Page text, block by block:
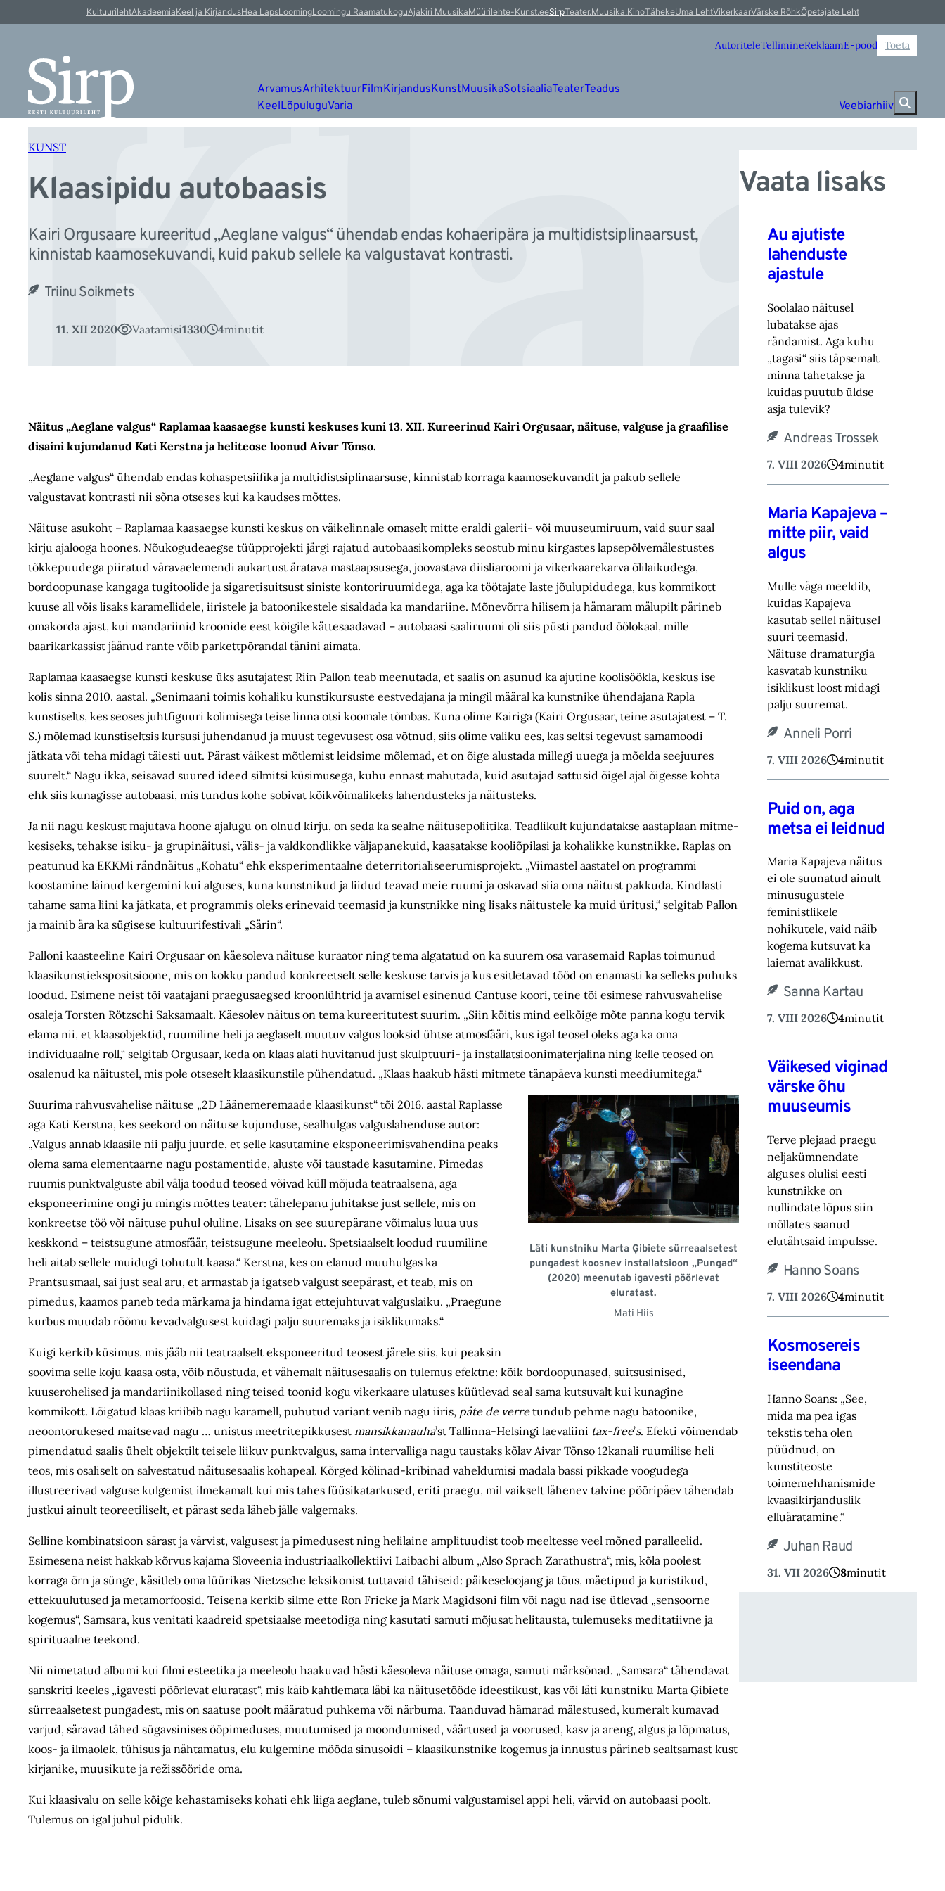
sisu
KultuurilehtAkadeemiaKeel ja KirjandusHea LapsLoomingLoomingu RaamatukoguAjakiri MuusikaMüürilehte-Kunst.eeSirpTeater.Muusika.KinoTähekeUma LehtVikerkaarVärske RõhkÕpetajate Leht
AutoriteleTellimineReklaamE-pood Toeta
ArvamusArhitektuurFilmKirjandusKunstMuusikaSotsiaaliaTeaterTeadus
KeelLõpuluguVaria Veebiarhiiv
KUNST
Klaasipidu autobaasis
Kairi Orgusaare kureeritud „Aeglane valgus“ ühendab endas kohaeripära ja multidistsiplinaarsust,
kinnistab kaamosekuvandi, kuid pakub sellele ka valgustavat kontrasti.
Triinu Soikmets
11. XII 2020 Vaatamisi1330 4minutit
Näitus „Aeglane valgus“ Raplamaa kaasaegse kunsti keskuses kuni 13. XII. Kureerinud Kairi Orgusaar, näituse, valguse ja graafilise
disaini kujundanud Kati Kerstna ja heliteose loonud Aivar Tõnso.
„Aeglane valgus“ ühendab endas kohaspetsiifika ja multidistsiplinaarsuse, kinnistab korraga kaamosekuvandit ja pakub sellele
valgustavat kontrasti nii sõna otseses kui ka kaudses mõttes.
Näituse asukoht – Raplamaa kaasaegse kunsti keskus on väikelinnale omaselt mitte eraldi galerii- või muuseumiruum, vaid suur saal
kirju ajalooga hoones. Nõukogudeaegse tüüpprojekti järgi rajatud autobaasikompleks seostub minu kirgastes lapsepõlvemälestustes
tõkkepuudega piiratud väravaelemendi aukartust äratava mastaapsusega, joovastava diisliaroomi ja vikerkaarekarva õlilaikudega,
bordoopunase kangaga tugitoolide ja sigaretisuitsust siniste kontoriruumidega, aga ka töötajate laste jõulupidudega, kus kommikott
kuuse all võis lisaks karamellidele, iiristele ja batoonikestele sisaldada ka mandariine. Mõnevõrra hilisem ja hämaram mälupilt pärineb
omakorda ajast, kui mandariinid kroonide eest kõigile kättesaadavad – autobaasi saaliruumi oli siis püsti pandud öölokaal, mille
baarikarkassist jäänud rante võib parkettpõrandal tänini aimata.
Raplamaa kaasaegse kunsti keskuse üks asutajatest Riin Pallon teab meenutada, et saalis on asunud ka ajutine koolisöökla, keskus ise
kolis sinna 2010. aastal. „Senimaani toimis kohaliku kunstikursuste eestvedajana ja mingil määral ka kunstnike ühendajana Rapla
kunstiselts, kes seoses juhtfiguuri kolimisega teise linna otsi koomale tõmbas. Kuna olime Kairiga (Kairi Orgusaar, teine asutajatest – T.
S.) mõlemad kunstiseltsis kursusi juhendanud ja muust tegevusest osa võtnud, siis olime valiku ees, kas seltsi tegevust samamoodi
jätkata või teha midagi täiesti uut. Pärast väikest mõtlemist leidsime mõlemad, et on õige alustada millegi uuega ja mõelda seejuures
suurelt.“ Nagu ikka, seisavad suured ideed silmitsi küsimusega, kuhu ennast mahutada, kuid asutajad sattusid õigel ajal õigesse kohta
ehk siis kunagisse autobaasi, mis tundus kohe sobivat kõikvõimalikeks lahendusteks ja näitusteks.
Ja nii nagu keskust majutava hoone ajalugu on olnud kirju, on seda ka sealne näitusepoliitika. Teadlikult kujundatakse aastaplaan mitme­
kesiseks, tehakse isiku- ja grupinäitusi, välis- ja valdkondlikke väljapanekuid, kaasatakse kooliõpilasi ja kohalikke kunstnikke. Raplas on
peatunud ka EKKMi rändnäitus „Kohatu“ ehk eksperimentaalne deterritorialiseerumisprojekt. „Viimastel aastatel on programmi
koostamine läinud kergemini kui alguses, kuna kunstnikud ja liidud teavad meie ruumi ja oskavad siia oma näitust pakkuda. Kindlasti
tahame sama liini ka jätkata, et programmis oleks erinevaid teemasid ja kunstnikke ning lisaks näitustele ka muid üritusi,“ selgitab Pallon
ja mainib ära ka sügisese kultuurifestivali „Särin“.
Palloni kaasteeline Kairi Orgusaar on käesoleva näituse kuraator ning tema algatatud on ka suurem osa varasemaid Raplas toimunud
klaasikunstiekspositsioone, mis on kokku pandud konkreetselt selle keskuse tarvis ja kus esitletavad tööd on enamasti ka selleks puhuks
loodud. Esimene neist tõi vaatajani praegusaegsed kroonlühtrid ja avamisel esinenud Cantuse koori, teine tõi esimese rahvusvahelise
osaleja Torsten Rötzschi Saksamaalt. Käesolev näitus on tema kureeritutest suurim. „Siin köitis mind eelkõige mõte panna kogu tervik
elama nii, et klaasobjektid, ruumiline heli ja aeglaselt muutuv valgus looksid ühtse atmosfääri, kus igal teosel oleks aga ka oma
individuaalne roll,“ selgitab Orgusaar, keda on klaas alati huvitanud just skulptuuri- ja installatsioonimaterjalina ning kelle teosed on
osalenud ka näitustel, mis pole otseselt klaasikunstile pühendatud. „Klaas haakub hästi mitmete tänapäeva kunsti meediumitega.“
Läti kunstniku Marta Ģibiete sürreaalsetest
pungadest koosnev installatsioon „Pungad“
(2020) meenutab igavesti pöörlevat
eluratast.
Mati Hiis
Suurima rahvusvahelise näituse „2D Läänemeremaade klaasikunst“ tõi 2016. aastal Raplasse
aga Kati Kerstna, kes seekord on näituse kujunduse, sealhulgas valguslahenduse autor:
„Valgus annab klaasile nii palju juurde, et selle kasutamine eksponeerimisvahendina peaks
olema sama elementaarne nagu postamentide, aluste või taustade kasutamine. Pimedas
ruumis punktvalguste abil välja toodud teosed võivad küll mõjuda teatraalsena, aga
eksponeerimine ongi ju mingis mõttes teater: tähelepanu juhitakse just sellele, mis on
konkreetse töö või näituse puhul oluline. Lisaks on see suurepärane võimalus luua uus
keskkond – teistsugune atmosfäär, teistsugune meeleolu. Spetsiaalselt loodud ruumiline
heli aitab sellele muidugi tohutult kaasa.“ Kerstna, kes on elanud muuhulgas ka
Prantsusmaal, sai just seal aru, et armastab ja igatseb valgust seepärast, et teab, mis on
pimedus, kaamos paneb teda märkama ja hindama igat ettejuhtuvat valguslaiku. „Praegune
kurbus muudab rõõmu kevadvalgusest kuidagi palju suuremaks ja isiklikumaks.“
Kuigi kerkib küsimus, mis jääb nii teatraalselt eksponeeritud teosest järele siis, kui peaksin
soovima selle koju kaasa osta, võib nõustuda, et vähemalt näitusesaalis on tulemus efektne: kõik bordoopunased, suitsusinised,
kuuserohelised ja mandariinikollased ning teised toonid kogu vikerkaare ulatuses küütlevad seal sama kutsuvalt kui kunagine
kommikott. Lõigatud klaas kriibib nagu karamell, puhutud variant venib nagu iiris, pâte de verretundub pehme nagu batoonike,
neoontorukesed maitsevad nagu … unistus meetritepikkusest mansikkanauha’st Tallinna-Helsingi laevaliini tax-free’s. Efekti võimendab
pimendatud saalis ühelt objektilt teisele liikuv punktvalgus, sama intervalliga nagu taustaks kõlav Aivar Tõnso 12kanali ruumilise heli
teos, mis osaliselt on salvestatud näitusesaalis kohapeal. Kõrged kõlinad-kribinad vaheldumisi madala bassi pikkade voogudega
illustreerivad valguse kulgemist ilmekamalt kui mis tahes füüsikatarkused, eriti praegu, mil vaikselt lähenev talvine pööripäev tähendab
justkui ainult teoreetiliselt, et pärast seda läheb jälle valgemaks.
Selline kombinatsioon särast ja värvist, valgusest ja pimedusest ning helilaine amplituudist toob meeltesse veel mõned paralleelid.
Esimesena neist hakkab kõrvus kajama Sloveenia industriaalkollektiivi Laibachi album „Also Sprach Zarathustra“, mis, kõla poolest
korraga õrn ja sünge, käsitleb oma lüürikas Nietzsche leksikonist tuttavaid tähiseid: päikeseloojang ja tõus, mäetipud ja kuristikud,
ettekuulutused ja metamorfoosid. Teisena kerkib silme ette Ron Fricke ja Mark Magidsoni film või nagu nad ise ütlevad „sensoorne
kogemus“, Samsara, kus venitati kaadreid spetsiaalse meetodiga ning kasutati samuti mõjusat helitausta, tulemuseks meditatiivne ja
spirituaalne teekond.
Nii nimetatud albumi kui filmi esteetika ja meeleolu haakuvad hästi käesoleva näituse omaga, samuti märksõnad. „Samsara“ tähendavat
sanskriti keeles „igavesti pöörlevat eluratast“, mis käib kahtlemata läbi ka näitusetööde ideestikust, kas või läti kunstniku Marta Ģibiete
sürreaalsetest pungadest, mis on saatuse poolt määratud puhkema või närbuma. Taanduvad hämarad mälestused, kumeralt kumavad
varjud, säravad tähed sügavsinises ööpimeduses, muutumised ja moondumised, väärtused ja voorused, kasv ja areng, algus ja lõpmatus,
koos- ja ilmaolek, tühisus ja nähtamatus, elu kulgemine mööda sinusoidi – klaasikunstnike kogemus ja innustus pärineb sealtsamast kust
kirjanike, muusikute ja režissööride oma.
Kui klaasivalu on selle kõige kehastamiseks kohati ehk liiga aeglane, tuleb sõnumi valgustamisel appi heli, värvid on autobaasi poolt.
Tulemus on igal juhul pidulik.
Vaata lisaks
Au ajutiste
lahenduste
ajastule
Soolalao näitusel
lubatakse ajas
rändamist. Aga kuhu
„tagasi“ siis täpsemalt
minna tahetakse ‎ja
kuidas puutub üldse
asja tulevik?‎
Andreas Trossek
7. VIII 2026 4minutit
Maria Kapajeva –
mitte piir, vaid
algus
Mulle väga meeldib,
kuidas Kapajeva
kasutab sellel näitusel
suuri teemasid.
Näituse drama‎turgia
kasvatab kunstniku
isiklikust loost midagi
palju suuremat.‎
Anneli Porri
7. VIII 2026 4minutit
Puid on, aga
metsa ei leidnud
Maria Kapajeva näitus
ei ole suunatud ainult
minusugustele
feministlikele
nohikutele, vaid ‎näib
kogema kutsuvat ka
laiemat avalikkust.‎
Sanna Kartau
7. VIII 2026 4minutit
Väikesed viginad
värske õhu
muuseumis
Terve plejaad praegu
neljakümnendate
alguses olulisi eesti
kunstnikke on
nullindate lõpus ‎siin
möllates saanud
elutähtsaid impulsse.‎
Hanno Soans
7. VIII 2026 4minutit
Kosmosereis
iseendana
Hanno Soans: „See,
mida ma pea igas
tekstis teha olen
püüdnud, on
kunstiteoste
toimemehhanismide
kvaasikirjanduslik
elluäratamine.“
Juhan Raud
31. VII 2026 8minutit